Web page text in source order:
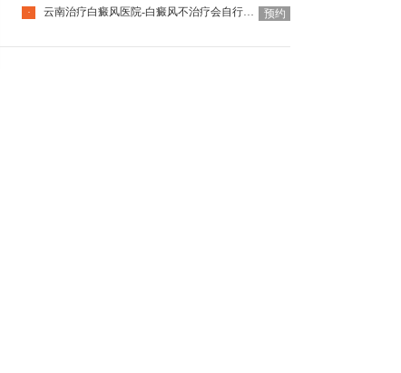
·
云南治疗白癜风医院-白癜风不治疗会自行恢复吗 预约